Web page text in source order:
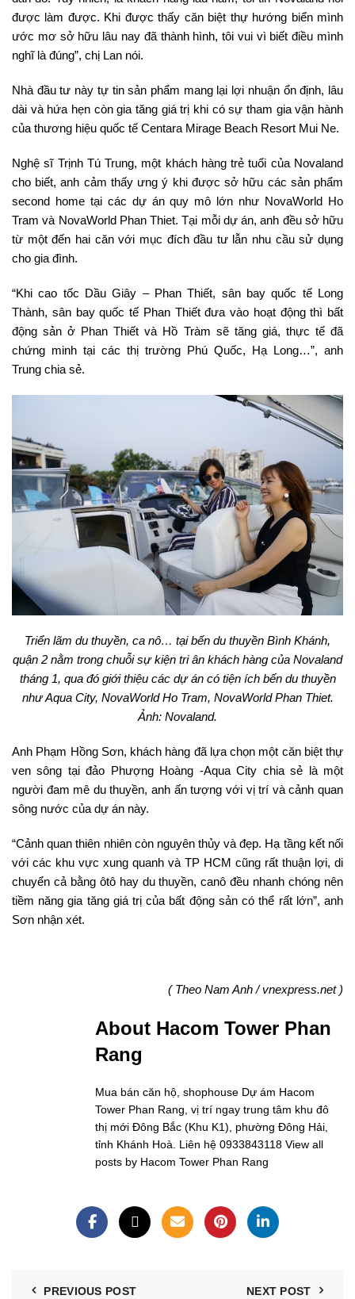
được làm được. Khi được thấy căn biệt thự hướng biển mình
ước mơ sở hữu lâu nay đã thành hình, tôi vui vì biết điều mình
nghĩ là đúng”, chị Lan nói.
Nhà đầu tư này tự tin sản phẩm mang lại lợi nhuận ổn định, lâu
dài và hứa hẹn còn gia tăng giá trị khi có sự tham gia vận hành
của thương hiệu quốc tế Centara Mirage Beach Resort Mui Ne.
Nghệ sĩ Trịnh Tú Trung, một khách hàng trẻ tuổi của Novaland
cho biết, anh cảm thấy ưng ý khi được sở hữu các sản phẩm
second home tại các dự án quy mô lớn như NovaWorld Ho
Tram và NovaWorld Phan Thiet. Tại mỗi dự án, anh đều sở hữu
từ một đến hai căn với mục đích đầu tư lẫn nhu cầu sử dụng
cho gia đình.
“Khi cao tốc Dầu Giây – Phan Thiết, sân bay quốc tế Long
Thành, sân bay quốc tế Phan Thiết đưa vào hoạt động thì bất
động sản ở Phan Thiết và Hồ Tràm sẽ tăng giá, thực tế đã
chứng minh tại các thị trường Phú Quốc, Hạ Long…”, anh
Trung chia sẻ.
Triển lãm du thuyền, ca nô… tại bến du thuyền Bình Khánh,
quận 2 nằm trong chuỗi sự kiện tri ân khách hàng của Novaland
tháng 1, qua đó giới thiệu các dự án có tiện ích bến du thuyền
như Aqua City, NovaWorld Ho Tram, NovaWorld Phan Thiet.
Ảnh: Novaland.
Anh Phạm Hồng Sơn, khách hàng đã lựa chọn một căn biệt thự
ven sông tại đảo Phượng Hoàng -Aqua City chia sẻ là một
người đam mê du thuyền, anh ấn tượng với vị trí và cảnh quan
sông nước của dự án này.
“Cảnh quan thiên nhiên còn nguyên thủy và đẹp. Hạ tầng kết nối
với các khu vực xung quanh và TP HCM cũng rất thuận lợi, di
chuyển cả bằng ôtô hay du thuyền, canô đều nhanh chóng nên
tiềm năng gia tăng giá trị của bất động sản có thể rất lớn”, anh
Sơn nhận xét.
( Theo Nam Anh / vnexpress.net )
About Hacom Tower Phan
Rang
Mua bán căn hộ, shophouse Dự ám Hacom
Tower Phan Rang, vị trí ngay trung tâm khu đô
thị mới Đông Bắc (Khu K1), phường Đông Hải,
tỉnh Khánh Hoà. Liên hệ 0933843118 View all
posts by Hacom Tower Phan Rang
PREVIOUS POST NEXT POST